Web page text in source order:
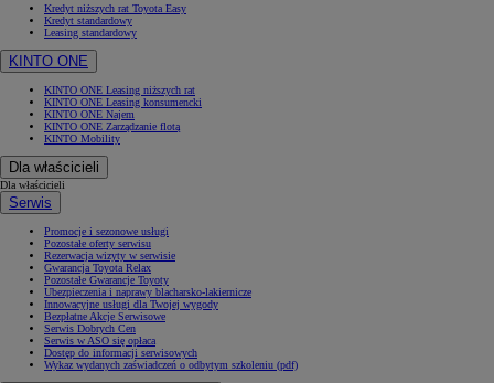
Kredyt niższych rat Toyota Easy
Kredyt standardowy
Leasing standardowy
KINTO ONE
KINTO ONE Leasing niższych rat
KINTO ONE Leasing konsumencki
KINTO ONE Najem
KINTO ONE Zarządzanie flotą
KINTO Mobility
Dla właścicieli
Dla właścicieli
Serwis
Promocje i sezonowe usługi
Pozostałe oferty serwisu
Rezerwacja wizyty w serwisie
Gwarancja Toyota Relax
Pozostałe Gwarancje Toyoty
Ubezpieczenia i naprawy blacharsko-lakiernicze
Innowacyjne usługi dla Twojej wygody
Bezpłatne Akcje Serwisowe
Serwis Dobrych Cen
Serwis w ASO się opłaca
Dostęp do informacji serwisowych
Wykaz wydanych zaświadczeń o odbytym szkoleniu (pdf)